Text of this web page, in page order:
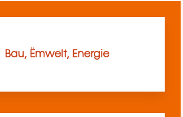
Bau, Ëmwelt, Energie